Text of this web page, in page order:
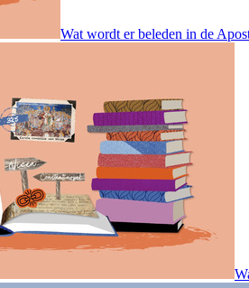
Wat wordt er beleden in de